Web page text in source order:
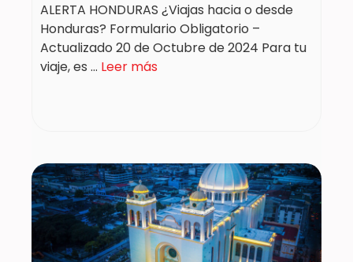
ALERTA HONDURAS ¿Viajas hacia o desde
Honduras? Formulario Obligatorio –
Actualizado 20 de Octubre de 2024 Para tu
viaje, es ... Leer más